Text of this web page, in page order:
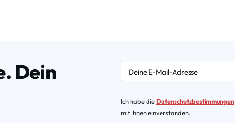
Dein
newsletter.labelEmail
Ich habe die Datenschutzbestimmungen
mit ihnen einverstanden.